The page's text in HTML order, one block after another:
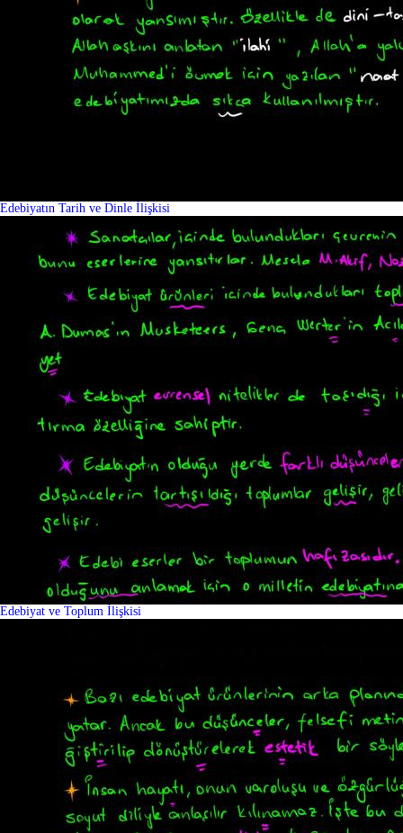
Edebiyatın Tarih ve Dinle İlişkisi
Edebiyat ve Toplum İlişkisi